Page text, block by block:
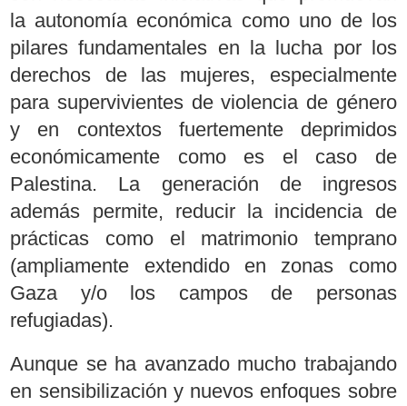
la autonomía económica como uno de los
pilares fundamentales en la lucha por los
derechos de las mujeres, especialmente
para supervivientes de violencia de género
y en contextos fuertemente deprimidos
económicamente como es el caso de
Palestina. La generación de ingresos
además permite, reducir la incidencia de
prácticas como el matrimonio temprano
(ampliamente extendido en zonas como
Gaza y/o los campos de personas
refugiadas).
Aunque se ha avanzado mucho trabajando
en sensibilización y nuevos enfoques sobre